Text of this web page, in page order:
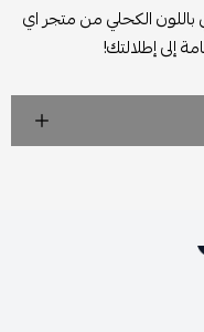
الكحلي من متجر اي
إلى إطلالتك!